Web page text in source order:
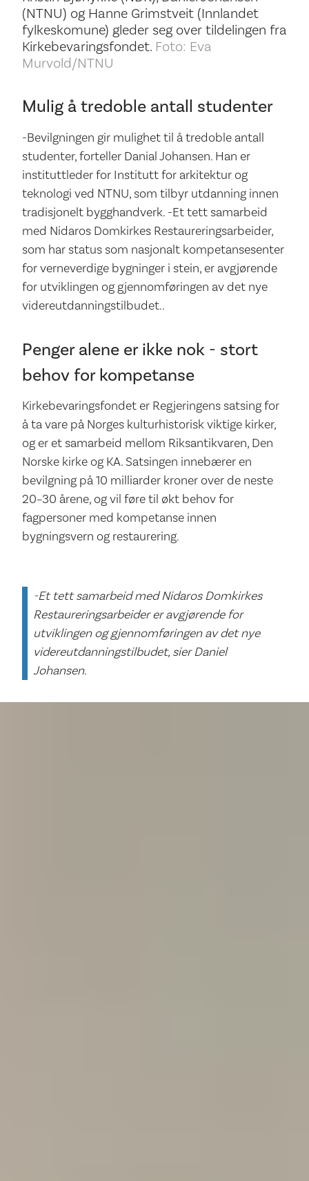
(NTNU) og Hanne Grimstveit (Innlandet
fylkeskomune) gleder seg over tildelingen fra
Kirkebevaringsfondet. Foto: Eva
Murvold/NTNU
Mulig å tredoble antall studenter
-Bevilgningen gir mulighet til å tredoble antall
studenter, forteller Danial Johansen. Han er
instituttleder for Institutt for arkitektur og
teknologi ved NTNU, som tilbyr utdanning innen
tradisjonelt bygghandverk. -Et tett samarbeid
med Nidaros Domkirkes Restaureringsarbeider,
som har status som nasjonalt kompetansesenter
for verneverdige bygninger i stein, er avgjørende
for utviklingen og gjennomføringen av det nye
videreutdanningstilbudet..
Penger alene er ikke nok - stort
behov for kompetanse
Kirkebevaringsfondet er Regjeringens satsing for
å ta vare på Norges kulturhistorisk viktige kirker,
og er et samarbeid mellom Riksantikvaren, Den
Norske kirke og KA. Satsingen innebærer en
bevilgning på 10 milliarder kroner over de neste
20–30 årene, og vil føre til økt behov for
fagpersoner med kompetanse innen
bygningsvern og restaurering.
-Et tett samarbeid med Nidaros Domkirkes
Restaureringsarbeider er avgjørende for
utviklingen og gjennomføringen av det nye
videreutdanningstilbudet, sier Daniel
Johansen.